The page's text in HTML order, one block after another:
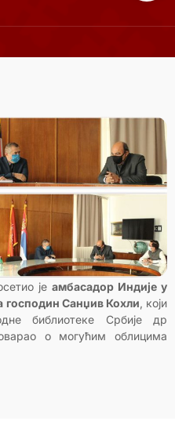
је амбасадор Индије у
господин Санџив Кохли, који
библиотеке Србије др
о могућим облицима